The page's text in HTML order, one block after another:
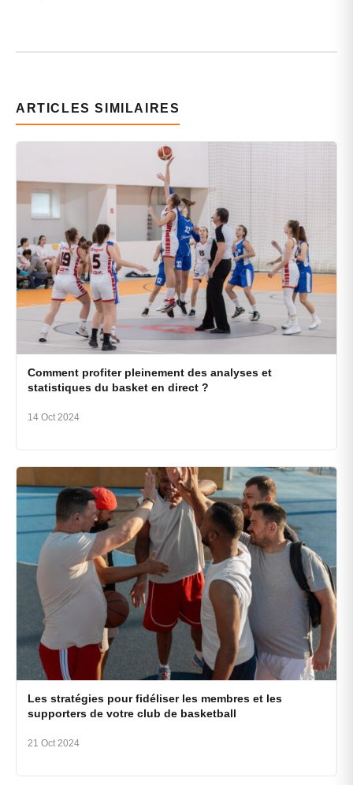
ARTICLES SIMILAIRES
Comment profiter pleinement des analyses et
statistiques du basket en direct ?
14 Oct 2024
Les stratégies pour fidéliser les membres et les
supporters de votre club de basketball
21 Oct 2024